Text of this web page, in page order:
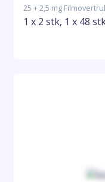
25 + 2,5 mg
1 x 2 stk, 1 x 48